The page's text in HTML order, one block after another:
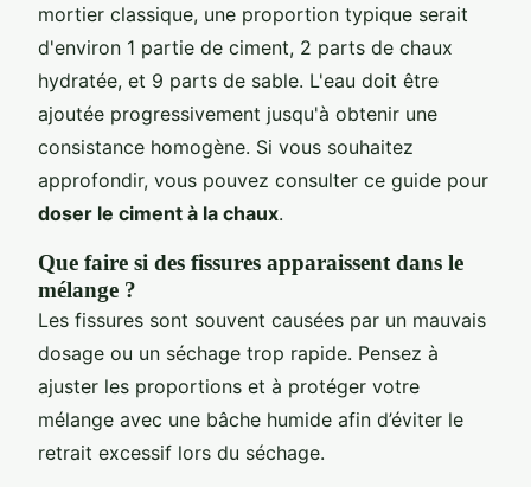
mortier classique, une proportion typique serait
d'environ 1 partie de ciment, 2 parts de chaux
hydratée, et 9 parts de sable. L'eau doit être
ajoutée progressivement jusqu'à obtenir une
consistance homogène. Si vous souhaitez
approfondir, vous pouvez consulter ce guide pour
doser le ciment à la chaux.
Que faire si des fissures apparaissent dans le
mélange ?
Les fissures sont souvent causées par un mauvais
dosage ou un séchage trop rapide. Pensez à
ajuster les proportions et à protéger votre
mélange avec une bâche humide afin d’éviter le
retrait excessif lors du séchage.